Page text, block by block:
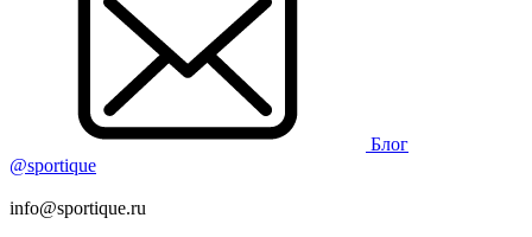
Блог
@sportique
info@sportique.ru